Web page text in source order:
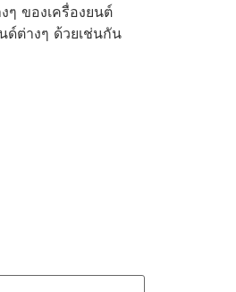
ๆ ของเครื่องยนต์
ต่างๆ ด้วยเช่นกัน